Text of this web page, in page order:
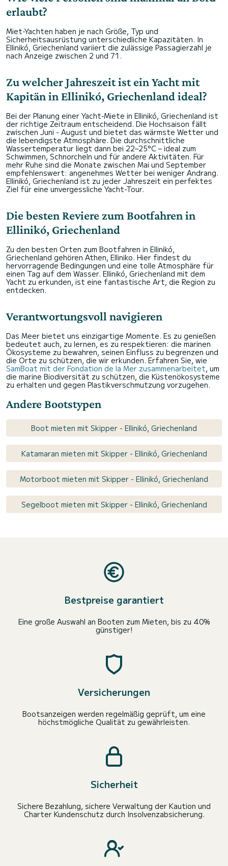
erlaubt?
Miet-Yachten haben je nach Größe, Typ und
Sicherheitsausrüstung unterschiedliche Kapazitäten. In
Ellinikó, Griechenland variiert die zulässige Passagierzahl je
nach Anzeige zwischen 2 und 71.
Zu welcher Jahreszeit ist ein Yacht mit
Kapitän in Ellinikó, Griechenland ideal?
Bei der Planung einer Yacht-Miete in Ellinikó, Griechenland ist
der richtige Zeitraum entscheidend. Die Hochsaison fällt
zwischen Juni - August und bietet das wärmste Wetter und
die lebendigste Atmosphäre. Die durchschnittliche
Wassertemperatur liegt dann bei 22–25°C – ideal zum
Schwimmen, Schnorcheln und für andere Aktivitäten. Für
mehr Ruhe sind die Monate zwischen Mai und September
empfehlenswert: angenehmes Wetter bei weniger Andrang.
Ellinikó, Griechenland ist zu jeder Jahreszeit ein perfektes
Ziel für eine unvergessliche Yacht-Tour.
Die besten Reviere zum Bootfahren in
Ellinikó, Griechenland
Zu den besten Orten zum Bootfahren in Ellinikó,
Griechenland gehören Athen, Elliniko. Hier findest du
hervorragende Bedingungen und eine tolle Atmosphäre für
einen Tag auf dem Wasser. Ellinikó, Griechenland mit dem
Yacht zu erkunden, ist eine fantastische Art, die Region zu
entdecken.
Verantwortungsvoll navigieren
Das Meer bietet uns einzigartige Momente. Es zu genießen
bedeutet auch, zu lernen, es zu respektieren: die marinen
Ökosysteme zu bewahren, seinen Einfluss zu begrenzen und
die Orte zu schützen, die wir erkunden. Erfahren Sie, wie
SamBoat mit der Fondation de la Mer zusammenarbeitet, um
die marine Biodiversität zu schützen, die Küstenökosysteme
zu erhalten und gegen Plastikverschmutzung vorzugehen.
Andere Bootstypen
Boot mieten mit Skipper - Ellinikó, Griechenland
Katamaran mieten mit Skipper - Ellinikó, Griechenland
Motorboot mieten mit Skipper - Ellinikó, Griechenland
Segelboot mieten mit Skipper - Ellinikó, Griechenland
Bestpreise garantiert
Eine große Auswahl an Booten zum Mieten, bis zu 40%
günstiger!
Versicherungen
Bootsanzeigen werden regelmäßig geprüft, um eine
höchstmögliche Qualität zu gewährleisten.
Sicherheit
Sichere Bezahlung, sichere Verwaltung der Kaution und
Charter Kundenschutz durch Insolvenzabsicherung.